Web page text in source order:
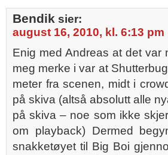
Bendik sier:
august 16, 2010, kl. 6:13 pm
Enig med Andreas at det var
meg merke i var at
meter fra scenen, midt i
på skiva (altså absolutt alle
på skiva – noe som ikke
om playback) Dermed
snakketøyet til Big Boi